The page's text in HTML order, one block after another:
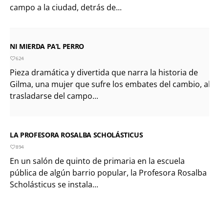
campo a la ciudad, detrás de...
NI MIERDA PA’L PERRO
624
Pieza dramática y divertida que narra la historia de
Gilma, una mujer que sufre los embates del cambio, al
trasladarse del campo...
LA PROFESORA ROSALBA SCHOLÁSTICUS
894
En un salón de quinto de primaria en la escuela
pública de algún barrio popular, la Profesora Rosalba
Scholásticus se instala...